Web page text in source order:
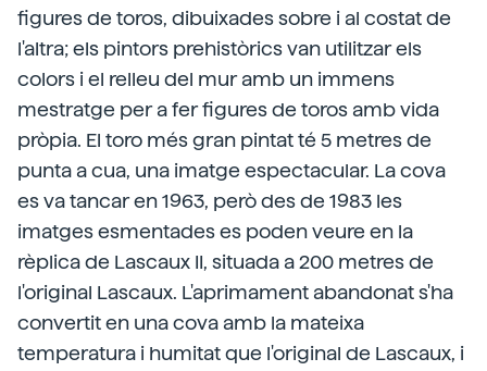
figures de toros, dibuixades sobre i al costat de
l'altra; els pintors prehistòrics van utilitzar els
colors i el relleu del mur amb un immens
mestratge per a fer figures de toros amb vida
pròpia. El toro més gran pintat té 5 metres de
punta a cua, una imatge espectacular. La cova
es va tancar en 1963, però des de 1983 les
imatges esmentades es poden veure en la
rèplica de Lascaux II, situada a 200 metres de
l'original Lascaux. L'aprimament abandonat s'ha
convertit en una cova amb la mateixa
temperatura i humitat que l'original de Lascaux, i